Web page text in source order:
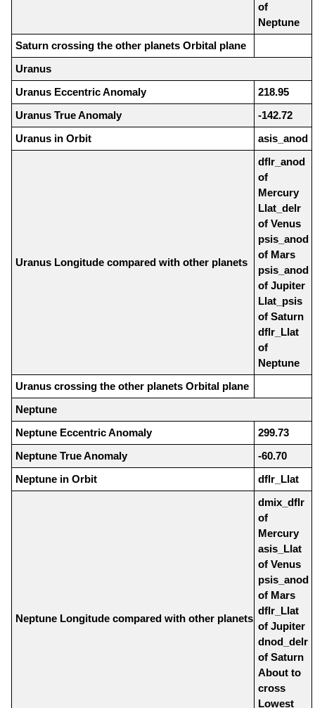
of
Neptune
Saturn crossing the other planets Orbital plane
Uranus
Uranus Eccentric Anomaly
218.95
Uranus True Anomaly
-142.72
Uranus in Orbit
asis_anod
Uranus Longitude compared with other planets
dflr_anod
of
Mercury
Llat_delr
of Venus
psis_anod
of Mars
psis_anod
of Jupiter
Llat_psis
of Saturn
dflr_Llat
of
Neptune
Uranus crossing the other planets Orbital plane
Neptune
Neptune Eccentric Anomaly
299.73
Neptune True Anomaly
-60.70
Neptune in Orbit
dflr_Llat
Neptune Longitude compared with other planets
dmix_dflr
of
Mercury
asis_Llat
of Venus
psis_anod
of Mars
dflr_Llat
of Jupiter
dnod_delr
of Saturn
About to
cross
Lowest